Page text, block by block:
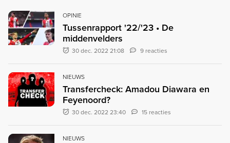
OPINIE
Tussenrapport '22/'23 • De
middenvelders
30 dec. 2022 21:08 9 reacties
NIEUWS
Transfercheck: Amadou Diawara en
Feyenoord?
30 dec. 2022 23:40 15 reacties
NIEUWS